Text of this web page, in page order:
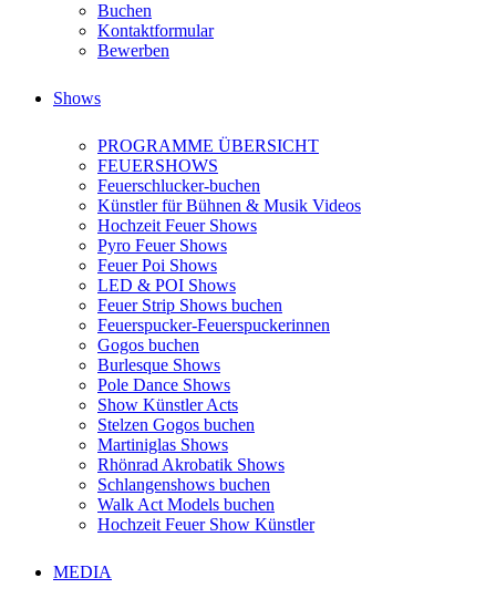
Buchen
Kontaktformular
Bewerben
Shows
PROGRAMME ÜBERSICHT
FEUERSHOWS
Feuerschlucker-buchen
Künstler für Bühnen & Musik Videos
Hochzeit Feuer Shows
Pyro Feuer Shows
Feuer Poi Shows
LED & POI Shows
Feuer Strip Shows buchen
Feuerspucker-Feuerspuckerinnen
Gogos buchen
Burlesque Shows
Pole Dance Shows
Show Künstler Acts
Stelzen Gogos buchen
Martiniglas Shows
Rhönrad Akrobatik Shows
Schlangenshows buchen
Walk Act Models buchen
Hochzeit Feuer Show Künstler
MEDIA